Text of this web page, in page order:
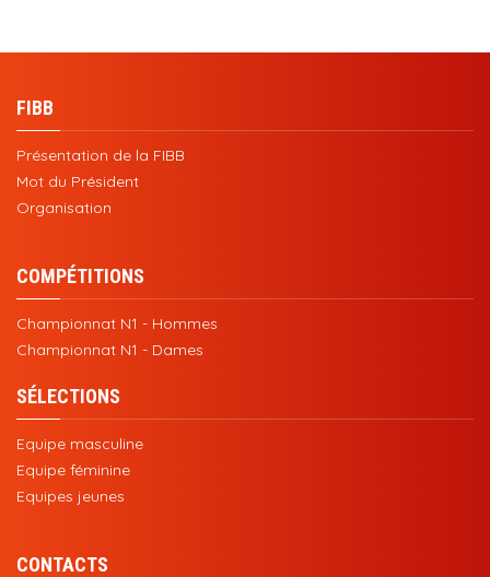
FIBB
Présentation de la FIBB
Mot du Président
Organisation
COMPÉTITIONS
Championnat N1 - Hommes
Championnat N1 - Dames
SÉLECTIONS
Equipe masculine
Equipe féminine
Equipes jeunes
CONTACTS